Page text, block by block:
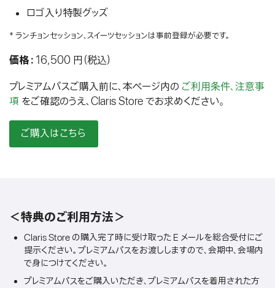
ロゴ入り特製グッズ
* ランチョンセッション、スイーツセッションは事前登録が必要です。
価格：16,500 円（税込）
プレミアムパスご購入前に、本ページ内の ご利用条件、注意事
項 をご確認のうえ、Claris Store でお求めください。
ご購入はこちら
＜特典のご利用方法＞
Claris Store の購入完了時に受け取った E メールを総合受付にご
提示ください。プレミアムパスをお渡ししますので、会期中、会場内
で身につけてください。
プレミアムパスをご購入いただき、プレミアムパスを着用された方